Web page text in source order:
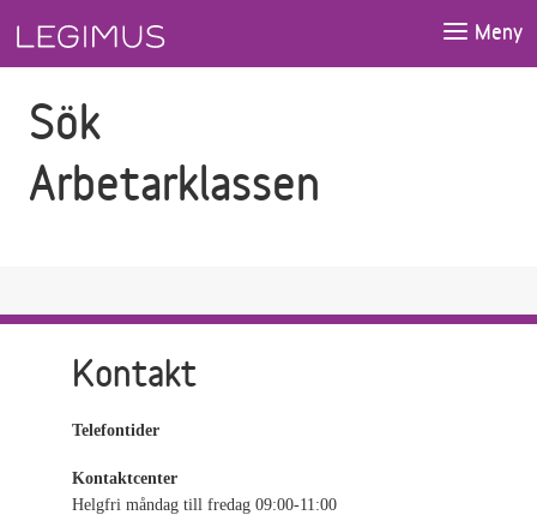
Meny
Sök
Arbetarklassen
Kontakt
Telefontider
Kontaktcenter
Helgfri måndag till fredag 09:00-11:00